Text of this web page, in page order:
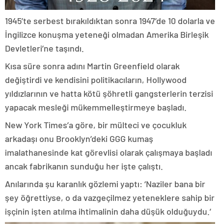
1945’te serbest bırakıldıktan sonra 1947’de 10 dolarla ve
İngilizce konuşma yeteneği olmadan Amerika Birleşik
Devletleri’ne taşındı.
Kısa süre sonra adını Martin Greenfield olarak
değiştirdi ve kendisini politikacıların, Hollywood
yıldızlarının ve hatta kötü şöhretli gangsterlerin terzisi
yapacak mesleği mükemmelleştirmeye başladı.
New York Times’a göre, bir mülteci ve çocukluk
arkadaşı onu Brooklyn’deki GGG kumaş
imalathanesinde kat görevlisi olarak çalışmaya başladı
ancak fabrikanın sunduğu her işte çalıştı.
Anılarında şu karanlık gözlemi yaptı: ‘Naziler bana bir
şey öğrettiyse, o da vazgeçilmez yeteneklere sahip bir
işçinin işten atılma ihtimalinin daha düşük olduğuydu.’